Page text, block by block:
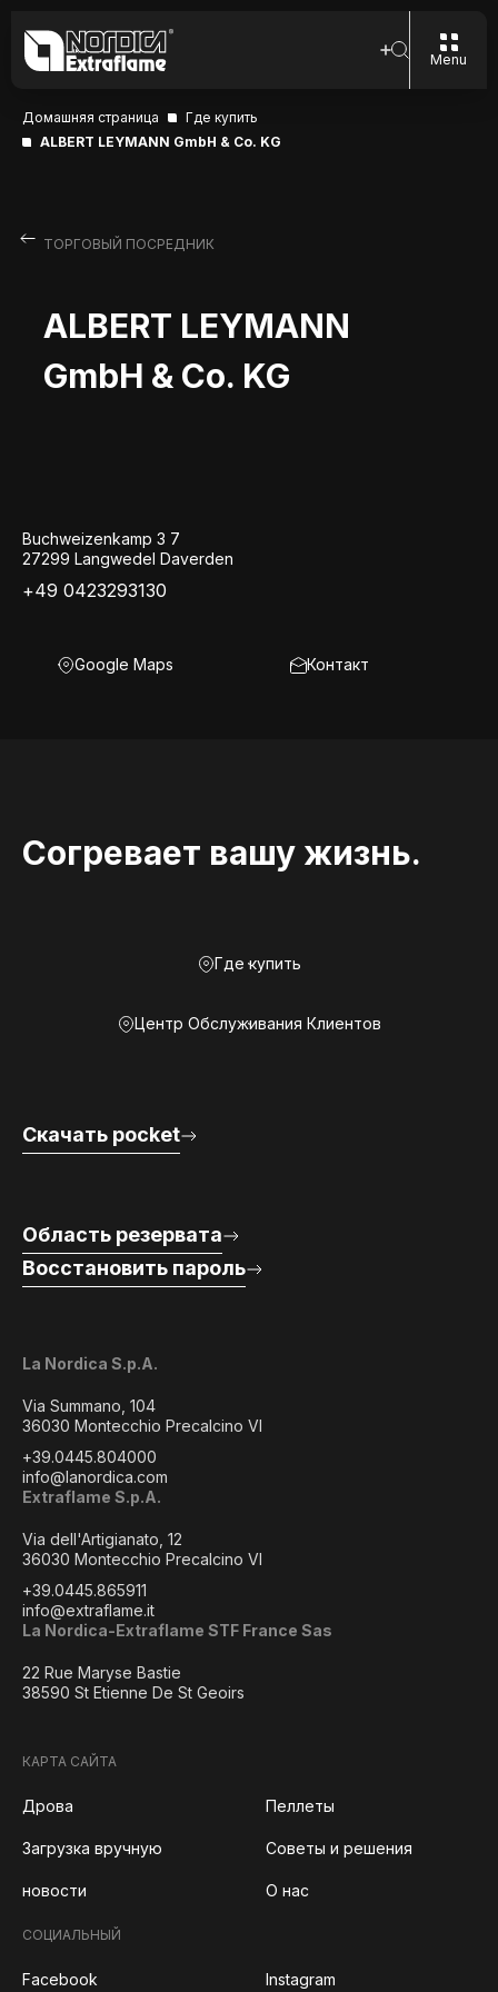
Menu
Домашняя страница
Где купить
ALBERT LEYMANN GmbH & Co. KG
ТОРГОВЫЙ ПОСРЕДНИК
ALBERT LEYMANN
GmbH & Co. KG
Buchweizenkamp 3 7
27299 Langwedel Daverden
+49 0423293130
Google Maps Контакт
Согревает вашу жизнь.
Где купить
Центр Обслуживания Клиентов
La Nordica S.p.A.
Via Summano, 104
36030 Montecchio Precalcino VI
+39.0445.804000
info@lanordica.com
Extraflame S.p.A.
Via dell'Artigianato, 12
36030 Montecchio Precalcino VI
+39.0445.865911
info@extraflame.it
La Nordica-Extraflame STF France Sas
22 Rue Maryse Bastie
38590 St Etienne De St Geoirs
Скачать pocket
Область резервата
Восстановить пароль
КАРТА САЙТА
Дрова Пеллеты
Загрузка вручную Советы и решения
новости О нас
СОЦИАЛЬНЫЙ
Facebook Instagram